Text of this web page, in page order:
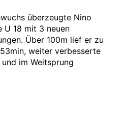
überzeugte Nino
U 18 mit 3 neuen
Über 100m lief er zu
weiter verbesserte
im Weitsprung